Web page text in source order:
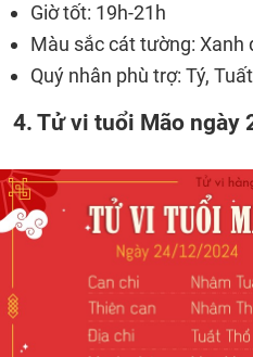
Giờ tốt: 19h-21h
Màu sắc cát tường: Xanh
Quý nhân phù trợ: Tý,
4. Tử vi tuổi Mão ngày